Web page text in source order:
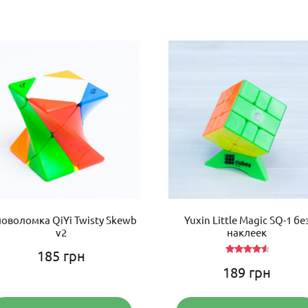
QiYi Twisty Skewb
v2
185 грн
Yuxin Little Magic SQ-1
наклеек
в4.67з 5
189 грн